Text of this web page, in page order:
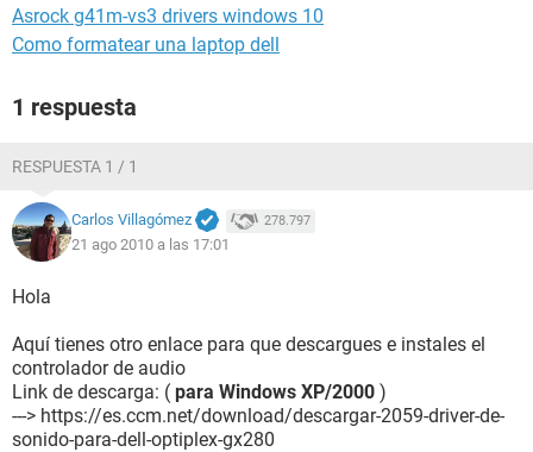
Asrock g41m-vs3 drivers windows 10
Como formatear una laptop dell
1 respuesta
RESPUESTA 1 / 1
Carlos Villagómez 278.797
21 ago 2010 a las 17:01
Hola
Aquí tienes otro enlace para que descargues e instales el
controlador de audio
Link de descarga: ( para Windows XP/2000 )
---> https://es.ccm.net/download/descargar-2059-driver-de-
sonido-para-dell-optiplex-gx280